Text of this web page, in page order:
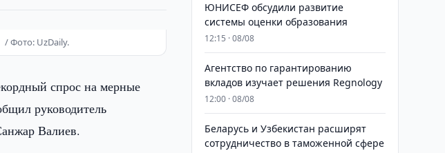
/ Фото: UzDaily.
спрос на мерные
руководитель
Валиев.
ЮНИСЕФ обсудили развитие
системы оценки образования
12:15 · 08/08
Агентство по гарантированию
вкладов изучает решения Regnology
12:00 · 08/08
Беларусь и Узбекистан расширят
сотрудничество в таможенной сфере